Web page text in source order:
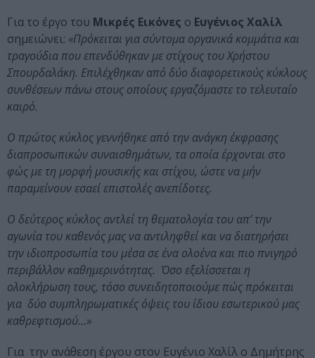
Για το έργο του Μικρές Εικόνες ο Ευγένιος Χαλίλ
σημειώνει: «Πρόκειται για σύντομα οργανικά κομμάτια και
τραγούδια που επενδύθηκαν με στίχους του Χρήστου
Σπουρδαλάκη. Επιλέχθηκαν από δύο διαφορετικούς κύκλους
συνθέσεων πάνω στους οποίους εργαζόμαστε το τελευταίο
καιρό.
Ο πρώτος κύκλος γεννήθηκε από την ανάγκη έκφρασης
διαπροσωπικών συναισθημάτων, τα οποία έρχονται στο
φώς με τη μορφή μουσικής και στίχου, ώστε να μήν
παραμείνουν εσαεί επιστολές ανεπίδοτες.
Ο δεύτερος κύκλος αντλεί τη θεματολογία του απ’ την
αγωνία του καθενός μας να αντιληφθεί και να διατηρήσει
την ιδιοπροσωπία τουμέσα σε ένα ολοένα και πιο πνιγηρό
περιβάλλον καθημερινότητας. Όσο εξελίσσεται η
ολοκλήρωση τους, τόσο συνειδητοποιούμε πώς πρόκειται
για δύο συμπληρωματικές όψεις του ίδιου εσωτερικού μας
καθρεφτισμού…»
Για την ανάθεση έργου στον Ευγένιο Χαλίλ ο Δημήτρης